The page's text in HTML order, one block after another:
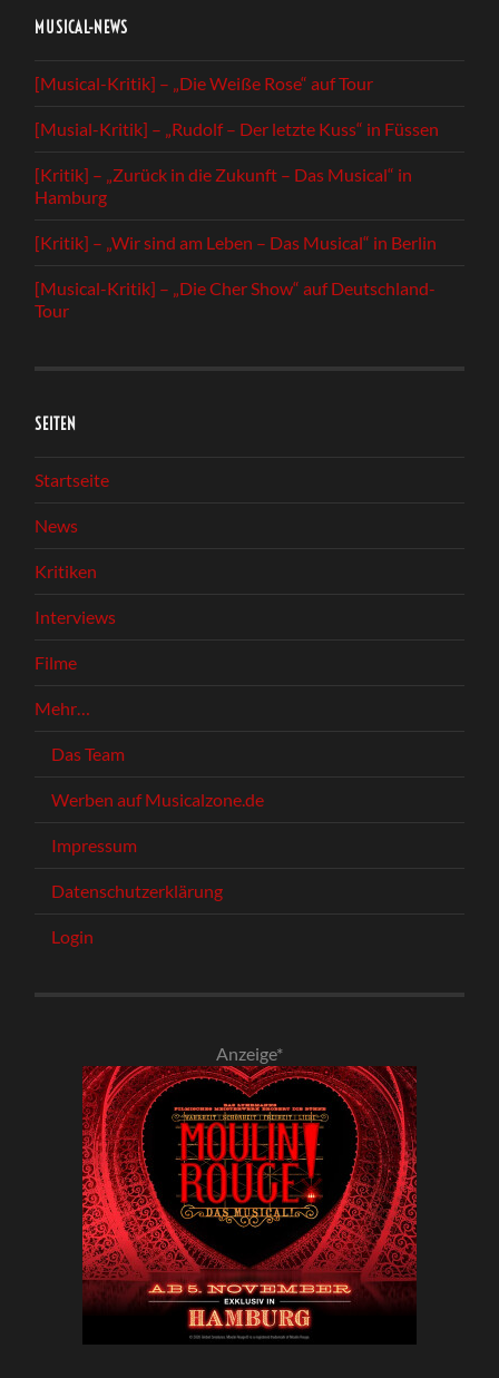
MUSICAL-NEWS
[Musical-Kritik] – „Die Weiße Rose“ auf Tour
[Musial-Kritik] – „Rudolf – Der letzte Kuss“ in Füssen
[Kritik] – „Zurück in die Zukunft – Das Musical“ in
Hamburg
[Kritik] – „Wir sind am Leben – Das Musical“ in Berlin
[Musical-Kritik] – „Die Cher Show“ auf Deutschland-
Tour
SEITEN
Startseite
News
Kritiken
Interviews
Filme
Mehr…
Das Team
Werben auf Musicalzone.de
Impressum
Datenschutzerklärung
Login
Anzeige*